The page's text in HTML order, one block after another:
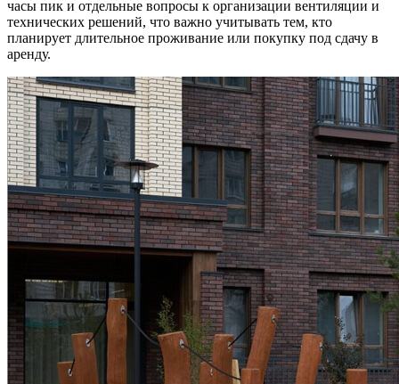
часы пик и отдельные вопросы к организации вентиляции и
технических решений, что важно учитывать тем, кто
планирует длительное проживание или покупку под сдачу в
аренду.